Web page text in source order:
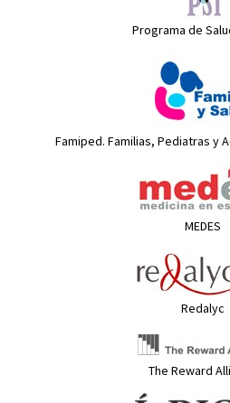
Programa de
Famiped. Familias, Pediatras y
MEDES
Redalyc
The Reward